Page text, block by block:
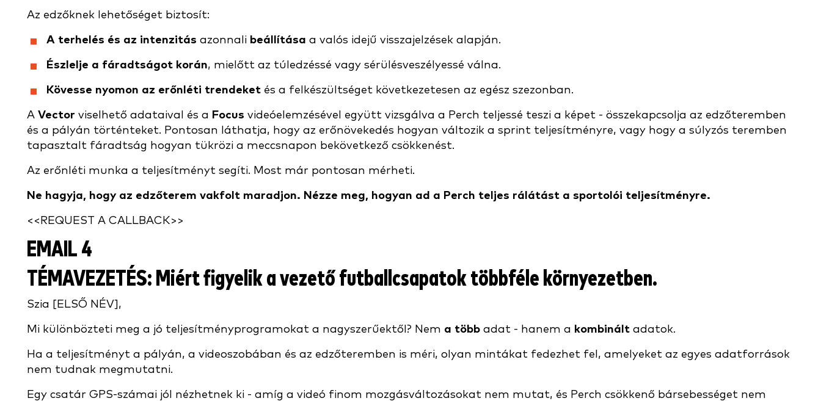
Az edzőknek lehetőséget biztosít:
A terhelés és az intenzitás azonnali beállítása a valós idejű visszajelzések alapján.
Észlelje a fáradtságot korán, mielőtt az túledzéssé vagy sérülésveszélyessé válna.
Kövesse nyomon az erőnléti trendeket és a felkészültséget következetesen az egész szezonban.
A Vector viselhető adataival és a Focus videóelemzésével együtt vizsgálva a Perch teljessé teszi a képet - összekapcsolja az edzőteremben
és a pályán történteket. Pontosan láthatja, hogy az erőnövekedés hogyan változik a sprint teljesítményre, vagy hogy a súlyzós teremben
tapasztalt fáradtság hogyan tükrözi a meccsnapon bekövetkező csökkenést.
Az erőnléti munka a teljesítményt segíti. Most már pontosan mérheti.
Ne hagyja, hogy az edzőterem vakfolt maradjon. Nézze meg, hogyan ad a Perch teljes rálátást a sportolói teljesítményre.
<<REQUEST A CALLBACK>>
EMAIL 4
TÉMAVEZETÉS: Miért figyelik a vezető futballcsapatok többféle környezetben.
Szia [ELSŐ NÉV],
Mi különbözteti meg a jó teljesítményprogramokat a nagyszerűektől? Nem a több adat - hanem a kombinált adatok.
Ha a teljesítményt a pályán, a videoszobában és az edzőteremben is méri, olyan mintákat fedezhet fel, amelyeket az egyes adatforrások
nem tudnak megmutatni.
Egy csatár GPS-számai jól nézhetnek ki - amíg a videó finom mozgásváltozásokat nem mutat, és Perch csökkenő bársebességet nem